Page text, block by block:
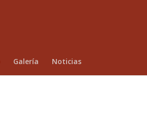
Galería Noticias